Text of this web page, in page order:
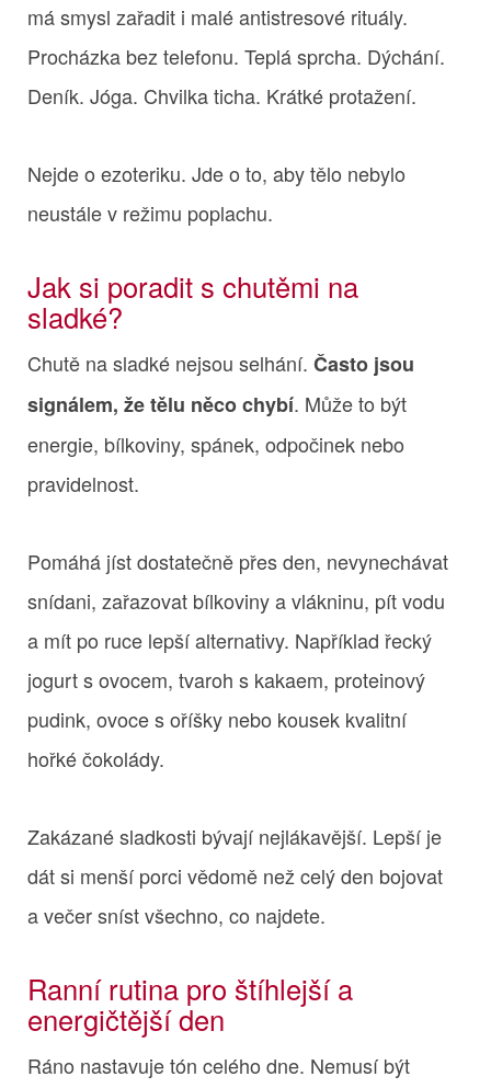
má smysl zařadit i malé antistresové rituály.
Procházka bez telefonu. Teplá sprcha. Dýchání.
Deník. Jóga. Chvilka ticha. Krátké protažení.
Nejde o ezoteriku. Jde o to, aby tělo nebylo
neustále v režimu poplachu.
Jak si poradit s chutěmi na
sladké?
Chutě na sladké nejsou selhání. Často jsou
signálem, že tělu něco chybí. Může to být
energie, bílkoviny, spánek, odpočinek nebo
pravidelnost.
Pomáhá jíst dostatečně přes den, nevynechávat
snídani, zařazovat bílkoviny a vlákninu, pít vodu
a mít po ruce lepší alternativy. Například řecký
jogurt s ovocem, tvaroh s kakaem, proteinový
pudink, ovoce s oříšky nebo kousek kvalitní
hořké čokolády.
Zakázané sladkosti bývají nejlákavější. Lepší je
dát si menší porci vědomě než celý den bojovat
a večer sníst všechno, co najdete.
Ranní rutina pro štíhlejší a
energičtější den
Ráno nastavuje tón celého dne. Nemusí být